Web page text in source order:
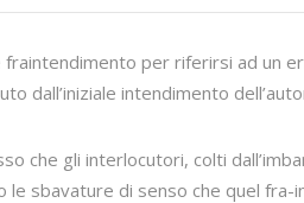
fraintendimento per riferirsi ad un
dall’iniziale intendimento
che gli interlocutori, colti
sbavature di senso che quel